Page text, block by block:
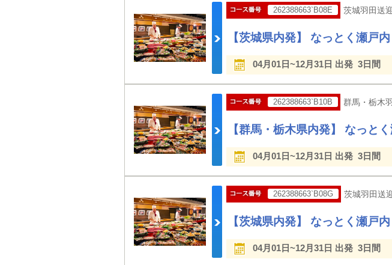
262388663`B08E 茨城羽田送
【茨城県内発】 なっとく瀬戸
04月01日~12月31日 出発 3日間
262388663`B10B 群馬・栃木
【群馬・栃木県内発】 なっと
04月01日~12月31日 出発 3日間
262388663`B08G 茨城羽田送
【茨城県内発】 なっとく瀬戸
04月01日~12月31日 出発 3日間